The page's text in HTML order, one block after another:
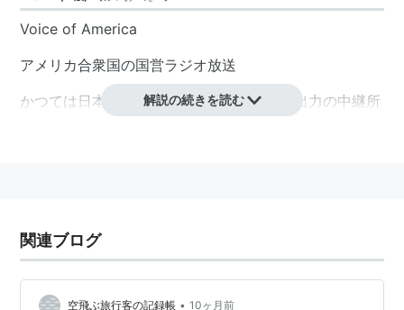
Voice of America
アメリカ合衆国の国営ラジオ放送
かつては日本語放送も行われ、沖縄には大出力の中継所
解説の続きを読む
関連ブログ
空飛ぶ旅行客の記録帳 • 10ヶ月前